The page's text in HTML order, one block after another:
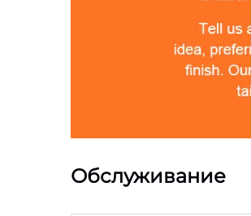
Обслуживание